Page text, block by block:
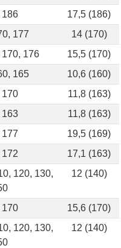
186
17,5 (186)
177
14 (170)
176
15,5 (170)
165
10,6 (160)
170
11,8 (163)
163
11,8 (163)
177
19,5 (169)
172
17,1 (163)
120, 130,
12 (140)
170
15,6 (170)
120, 130,
12 (140)